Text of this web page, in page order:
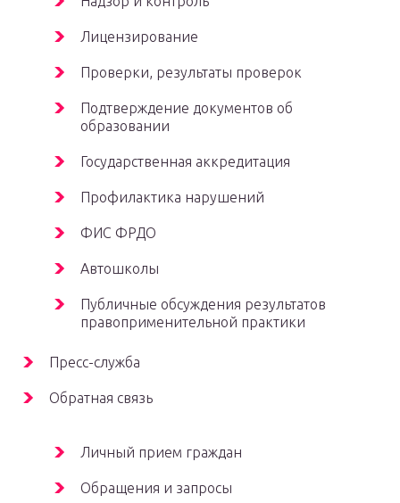
Лицензирование
Проверки, результаты проверок
Подтверждение документов об
образовании
Государственная аккредитация
Профилактика нарушений
ФИС ФРДО
Автошколы
Публичные обсуждения результатов
правоприменительной практики
Пресс-служба
Обратная связь
Личный прием граждан
Обращения и запросы